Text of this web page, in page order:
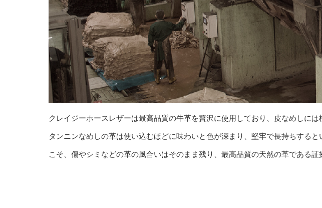
クレイジーホースレザーは最高品質の牛革を贅沢に使用しており、皮なめしには
タンニンなめしの革は使い込むほどに味わいと色が深まり、堅牢で長持ちする
こそ、傷やシミなどの革の風合いはそのまま残り、最高品質の天然の革である証